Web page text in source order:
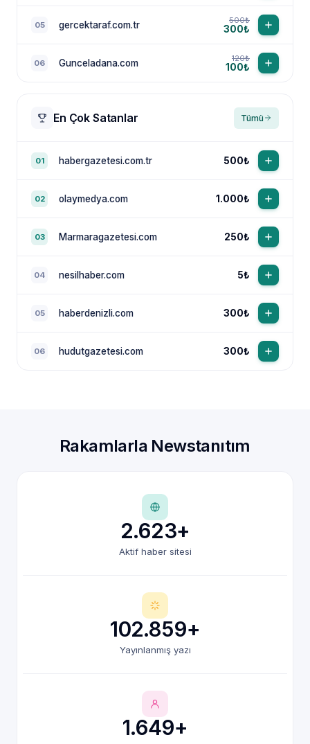
05 gercektaraf.com.tr 500₺
300₺
06 Gunceladana.com 120₺
100₺
En Çok Satanlar Tümü
01 habergazetesi.com.tr 500₺
02 olaymedya.com 1.000₺
03 Marmaragazetesi.com 250₺
04 nesilhaber.com 5₺
05 haberdenizli.com 300₺
06 hudutgazetesi.com 300₺
Rakamlarla Newstanıtım
2.623+
Aktif haber sitesi
102.859+
Yayınlanmış yazı
1.649+